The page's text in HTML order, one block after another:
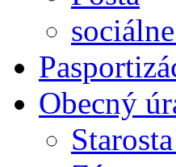
Obecný